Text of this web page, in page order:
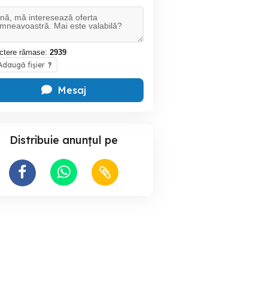
rămase: 2939
fișier ?
Mesaj
Distribuie anunțul pe